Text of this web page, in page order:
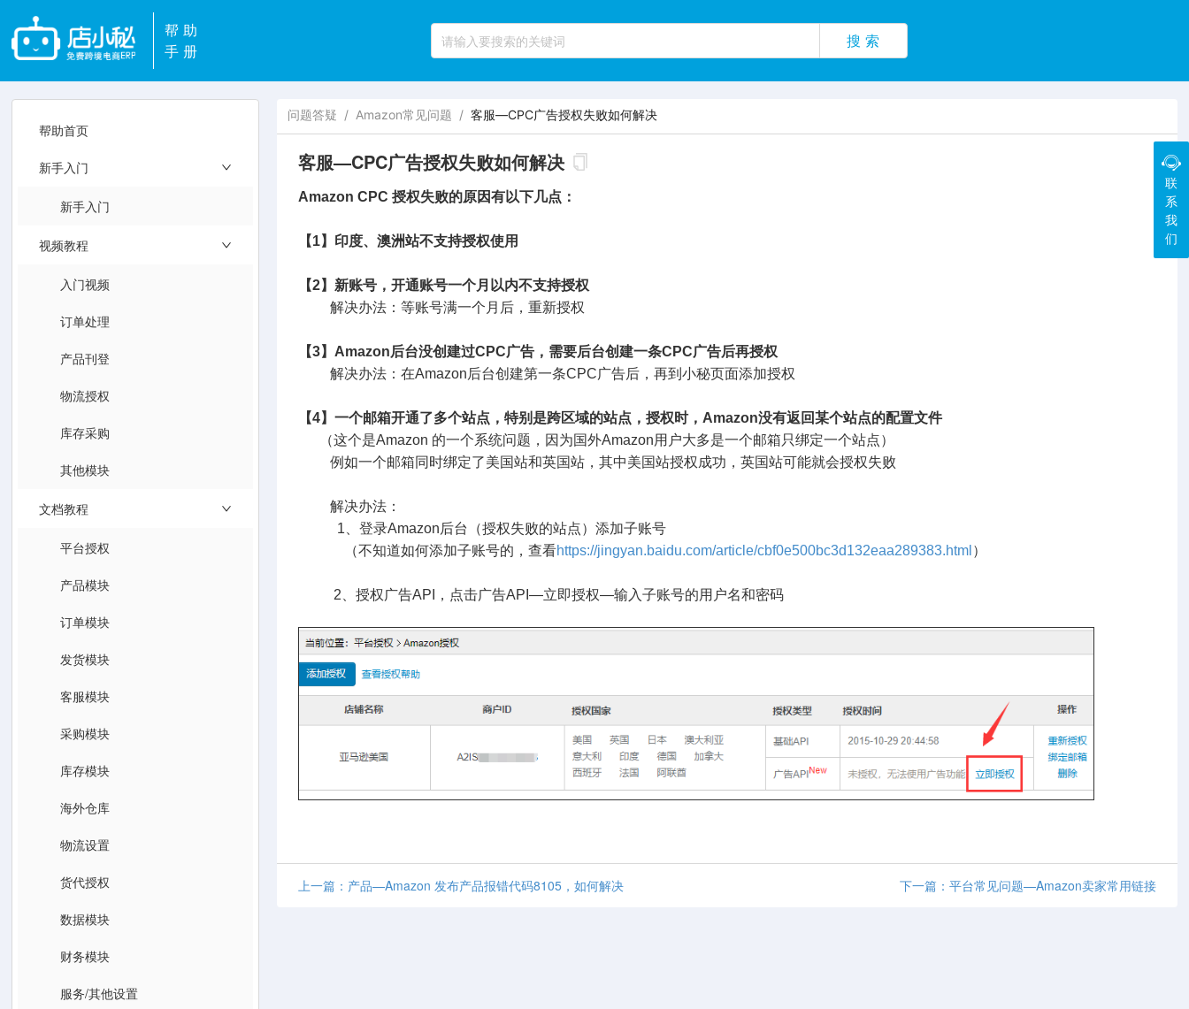
帮助
手册
搜 索
帮助首页
新手入门
新手入门
视频教程
入门视频
订单处理
产品刊登
物流授权
库存采购
其他模块
文档教程
平台授权
产品模块
订单模块
发货模块
客服模块
采购模块
库存模块
海外仓库
物流设置
货代授权
数据模块
财务模块
服务/其他设置
问题答疑 / Amazon常见问题 / 客服—CPC广告授权失败如何解决
客服—CPC广告授权失败如何解决
Amazon CPC 授权失败的原因有以下几点：
【1】印度、澳洲站不支持授权使用
【2】新账号，开通账号一个月以内不支持授权
解决办法：等账号满一个月后，重新授权
【3】Amazon后台没创建过CPC广告，需要后台创建一条CPC广告后再授权
解决办法：在Amazon后台创建第一条CPC广告后，再到小秘页面添加授权
【4】一个邮箱开通了多个站点，特别是跨区域的站点，授权时，Amazon没有返回某个站点的配置文件
（这个是Amazon 的一个系统问题，因为国外Amazon用户大多是一个邮箱只绑定一个站点）
例如一个邮箱同时绑定了美国站和英国站，其中美国站授权成功，英国站可能就会授权失败
解决办法：
1、登录Amazon后台（授权失败的站点）添加子账号
（不知道如何添加子账号的，查看https://jingyan.baidu.com/article/cbf0e500bc3d132eaa289383.html ）
2、授权广告API，点击广告API—立即授权—输入子账号的用户名和密码
上一篇：产品—Amazon 发布产品报错代码8105，如何解决 下一篇：平台常见问题—Amazon卖家常用链接
联
系
我
们